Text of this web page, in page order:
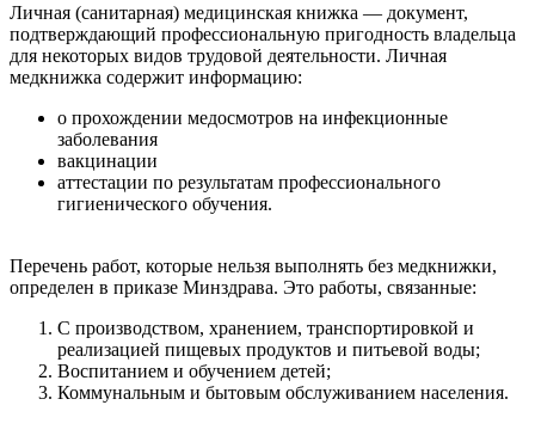
Личная (санитарная) медицинская книжка — документ,
подтверждающий профессиональную пригодность владельца
для некоторых видов трудовой деятельности. Личная
медкнижка содержит информацию:
о прохождении медосмотров на инфекционные
заболевания
вакцинации
аттестации по результатам профессионального
гигиенического обучения.
Перечень работ, которые нельзя выполнять без медкнижки,
определен в приказе Минздрава. Это работы, связанные:
С производством, хранением, транспортировкой и
реализацией пищевых продуктов и питьевой воды;
Воспитанием и обучением детей;
Коммунальным и бытовым обслуживанием населения.